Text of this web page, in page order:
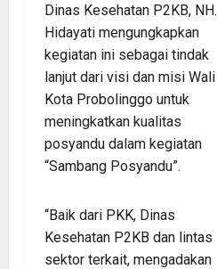
Dinas Kesehatan P2KB, NH.
Hidayati mengungkapkan
kegiatan ini sebagai tindak
lanjut dari visi dan misi Wali
Kota Probolinggo untuk
meningkatkan kualitas
posyandu dalam kegiatan
“Sambang Posyandu”.
“Baik dari PKK, Dinas
Kesehatan P2KB dan lintas
sektor terkait, mengadakan